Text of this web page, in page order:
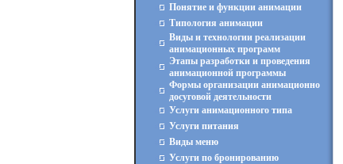
Понятие и функции анимации
Типология анимации
Виды и технологии реализации
анимационных программ
Этапы разработки и проведения
анимационной программы
Формы организации анимационно
досуговой деятельности
Услуги анимационного типа
Услуги питания
Виды меню
Услуги по бронированию